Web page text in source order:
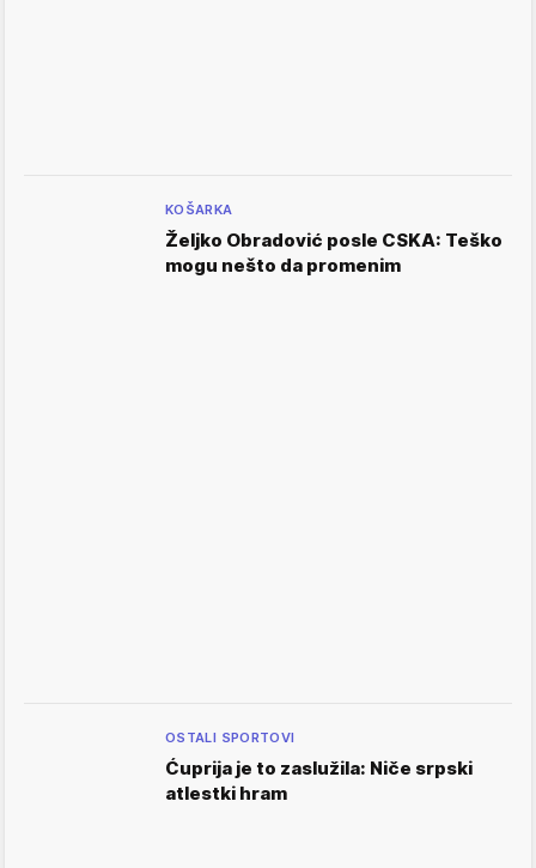
KOŠARKA
Željko Obradović posle CSKA: Teško
mogu nešto da promenim
OSTALI SPORTOVI
Ćuprija je to zaslužila: Niče srpski
atlestki hram